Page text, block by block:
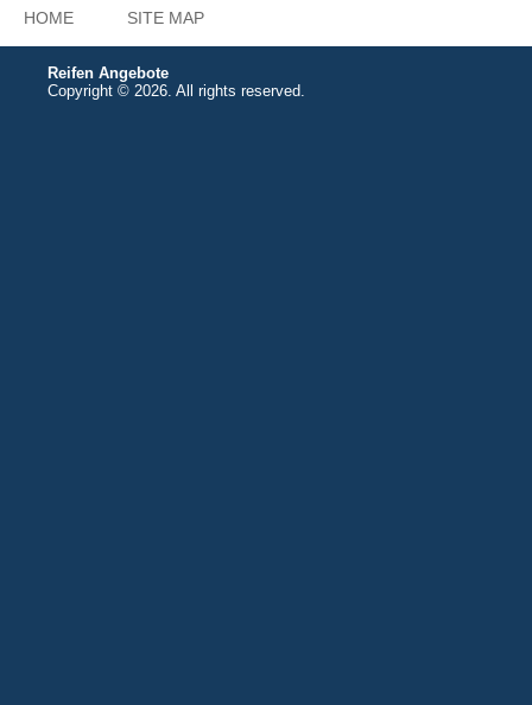
HOME SITE MAP
Reifen Angebote
Copyright © 2026. All rights reserved.